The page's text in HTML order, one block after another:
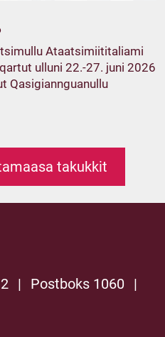
Ataatsimiititaliami
ulluni 22.-27. juni 2026
Qasigiannguanullu
takukkit
| Postboks 1060
|